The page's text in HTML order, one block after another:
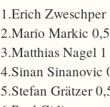
1.Erich
2.Mario Markic 0,5
3.Matthias Nagel
4.Sinan Sinanovic
5.Stefan Grätzer